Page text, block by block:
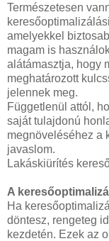
Természetesen
amelyekkel
magam is
alátámasztja, hogy
meghatározott
jelennek meg.
Függetlenül attól,
saját tulajdonú
megnöveléséhez a
javaslom.
Lakáskiürítés
A
Ha
döntesz, rengeteg
kezdetén. Ezek az